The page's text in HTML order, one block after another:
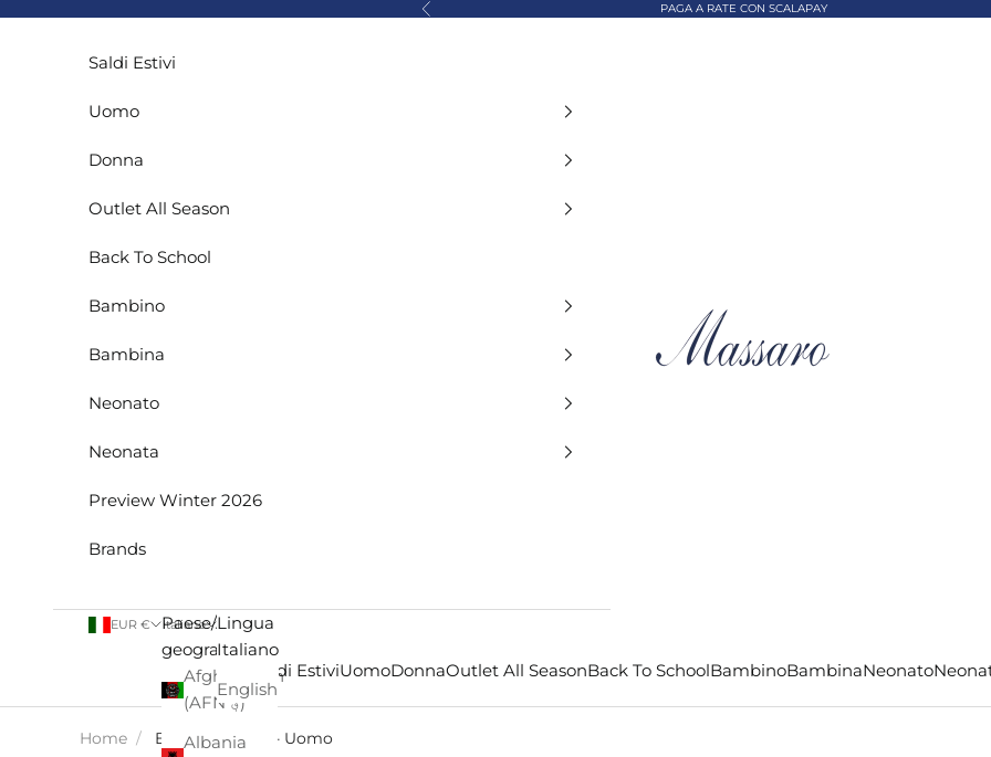
Precedente PAGA A RATE CON SCALAPAY
MASSARO ABBIGLIAMENTO
Saldi EstiviUomoDonnaOutlet All SeasonBack To SchoolBambinoBambinaNeonato
Saldi Estivi
Uomo
Donna
Outlet All Season
Back To School
Bambino
Bambina
Neonato
Neonata
Preview Winter 2026
Brands
EUR €
Paese/Area
geografica
Afghanistan
(AFN ؋)
Albania
Italiano
Lingua
Italiano
English
Home / BIRKENSTOCK - Uomo